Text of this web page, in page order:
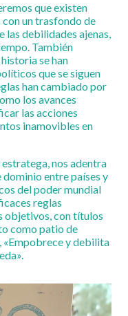
que existen
un trasfondo de
las debilidades ajenas,
También
se han
que se siguen
han cambiado por
los avances
las acciones
inamovibles en
nos adentra
dominio entre países y
del poder mundial
reglas
objetivos, con títulos
como patio de
«Empobrece y debilita